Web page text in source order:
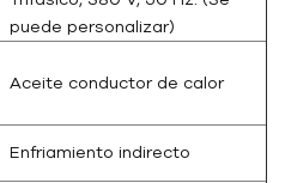
puede personalizar)
Aceite conductor de calor
Enfriamiento indirecto